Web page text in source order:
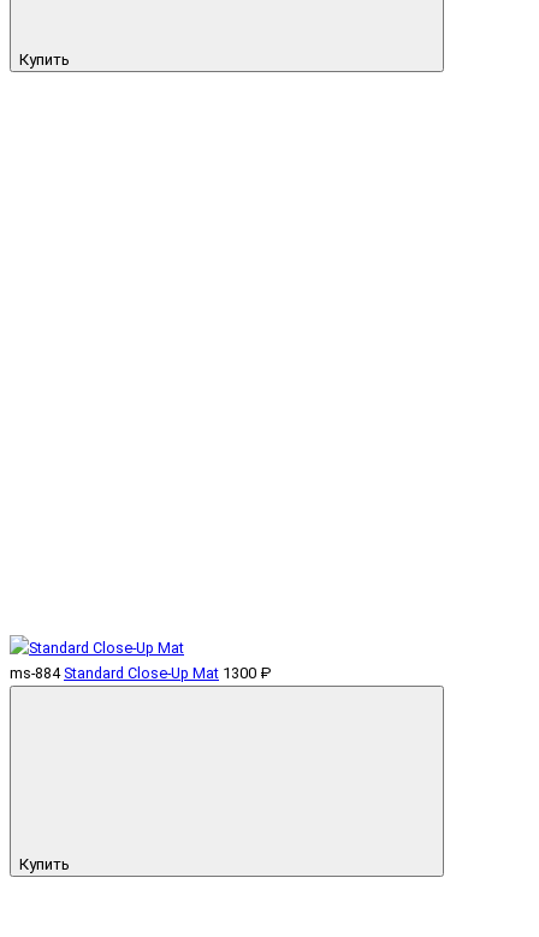
Купить
ms-884 Standard Close-Up Mat 1300 ₽
Купить